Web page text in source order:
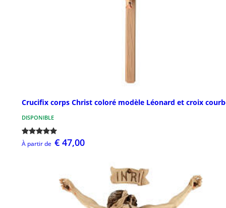
Crucifix corps Christ coloré modèle Léonard et croix
DISPONIBLE
À partir de € 47,00